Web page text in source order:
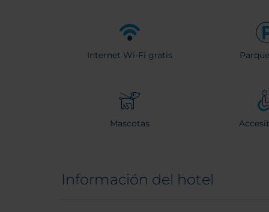
Internet Wi-Fi gratis
Mascotas
Información del hotel